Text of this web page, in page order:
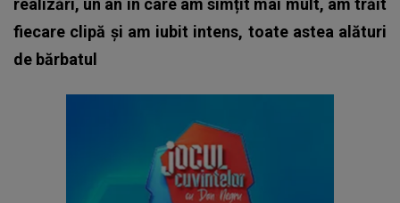
realizări, un an în care am simțit mai mult, am trăit
fiecare clipă și am iubit intens, toate astea alături
de bărbatul